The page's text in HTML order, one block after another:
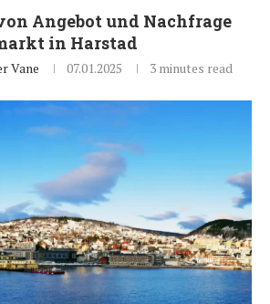
Angebot und Nachfrage
in Harstad
Vane 07.01.2025 3 minutes read